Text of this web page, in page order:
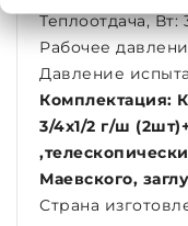
Теплоотдача, Вт:
Рабочее
Давление
Комплектация:
3/4х1/2 г/ш
Маевского,
Страна